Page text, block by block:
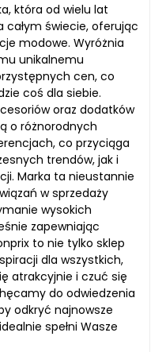
która od wielu lat
całym świecie, oferując
modowe. Wyróżnia
unikalnemu
cen, co
coś dla siebie.
oraz dodatków
o różnorodnych
co przyciąga
trendów, jak i
Marka ta nieustannie
w sprzedaży
wysokich
zapewniając
to nie tylko sklep
dla wszystkich,
atrakcyjnie i czuć się
do odwiedzenia
odkryć najnowsze
spełni Wasze